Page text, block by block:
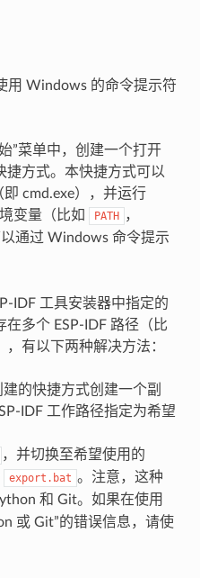
用 Windows 的命令提示符
”菜单中，创建一个打开
捷方式。本快捷方式可以
cmd.exe），并运行
变量（比如 PATH ，
通过 Windows 命令提示
IDF 工具安装器中指定的
在多个 ESP-IDF 路径（比
有以下两种解决方法：
的快捷方式创建一个副
IDF 工作路径指定为希望
，并切换至希望使用的
export.bat 。注意，这种
和 Git。如果在使用
或 Git”的错误信息，请使